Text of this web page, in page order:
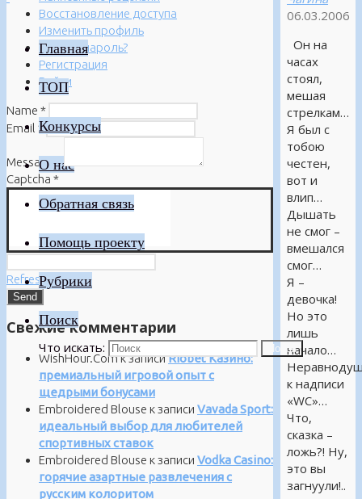
Главная
ТОП
Конкурсы
О нас
Обратная связь
Помощь проекту
Рубрики
Поиск
Что искать: Поиск
06.03.2006
Он на
часах
стоял,
мешая
стрелкам…
Я был с
тобою
честен,
вот и
влип…
Дышать
не смог –
вмешался
смог…
Я –
девочка!
Но это
лишь
начало…
к надписи
«WC»…
Что,
сказка –
ложь?! Ну,
это вы
загнуули!..
Восстановление доступа
Изменить профиль
Забыли пароль?
Регистрация
Войти
Name *
Email *
Message*
Captcha *
Refresh
Свежие комментарии
WishHour.Comк записиRiobet Казино:
премиальный игровой опыт с
щедрыми бонусами
Embroidered Blouse к записи Vavada Sport:
идеальный выбор для любителей
спортивных ставок
Embroidered Blouse к записи Vodka Casino:
горячие азартные развлечения с
русским колоритом